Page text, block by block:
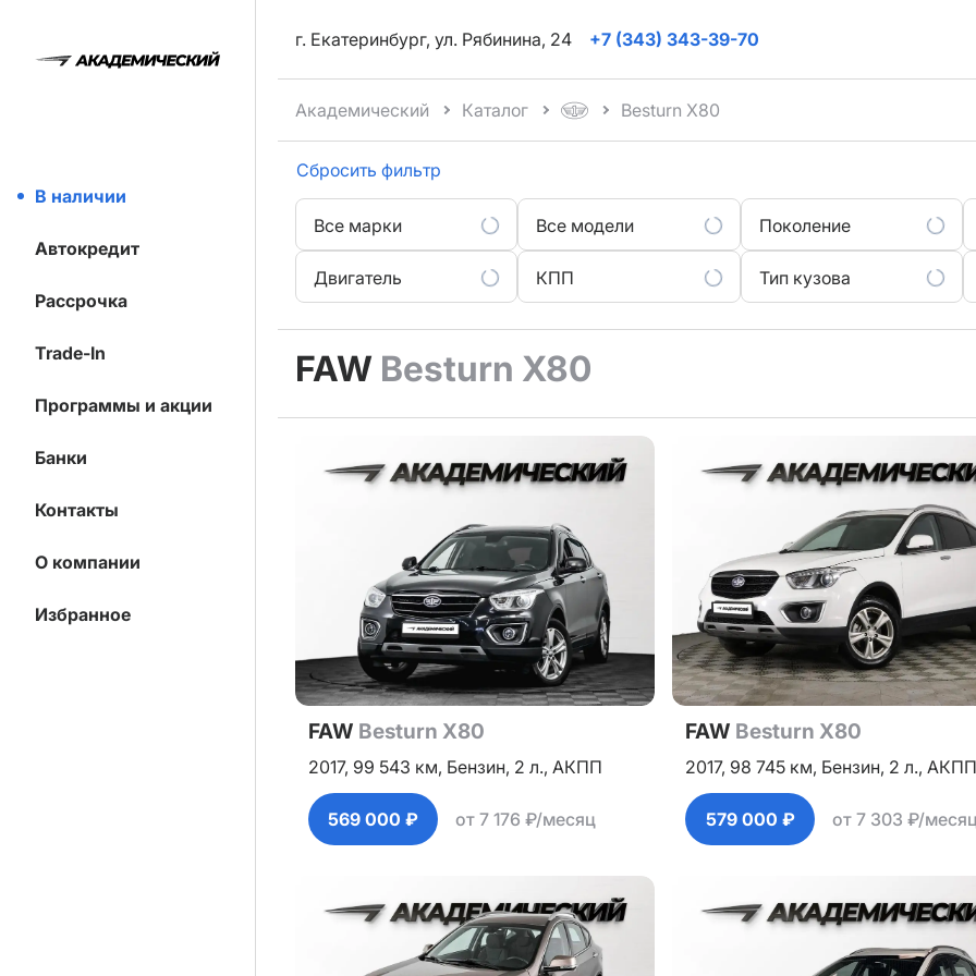
В наличии
Автокредит
Рассрочка
Trade-In
Программы и акции
Банки
Контакты
О компании
Избранное
г. Екатеринбург, ул. Рябинина, 24 +7 (343) 343-39-70
Академический Каталог Besturn X80
Сбросить фильтр
Все марки Все модели Поколение
Двигатель КПП Тип кузова
FAW Besturn X80
FAW Besturn X80
2017, 99 543 км, Бензин, 2 л., АКПП
569 000 ₽ от 7 176 ₽/месяц
FAW Besturn X80
2017, 98 745 км, Бензин, 2 л., АКПП
579 000 ₽ от 7 303 ₽/